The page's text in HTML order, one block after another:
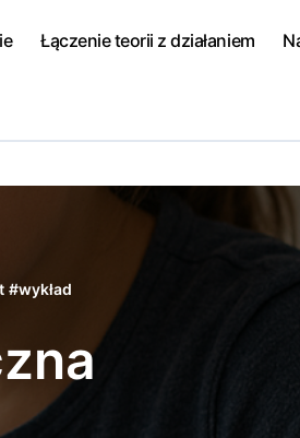
Łączenie teorii z działaniem
#wykład